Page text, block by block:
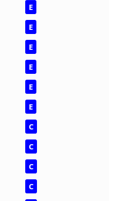
E
E
E
E
E
E
C
C
C
C